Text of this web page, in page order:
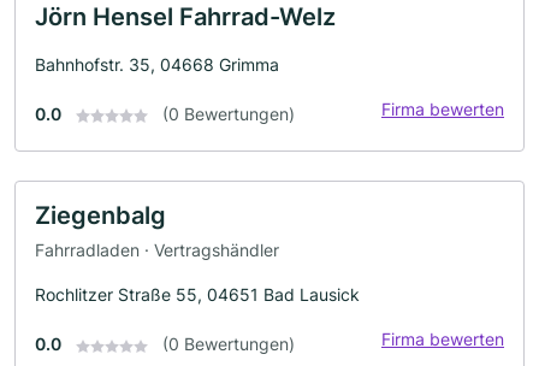
Jörn Hensel Fahrrad-Welz
Bahnhofstr. 35, 04668 Grimma
0.0 (0 Bewertungen) Firma bewerten
Ziegenbalg
Fahrradladen · Vertragshändler
Rochlitzer Straße 55, 04651 Bad Lausick
0.0 (0 Bewertungen) Firma bewerten